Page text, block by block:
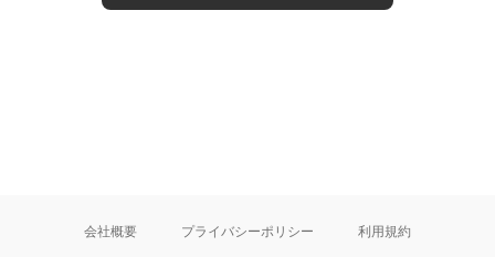
会社概要 プライバシーポリシー 利用規約